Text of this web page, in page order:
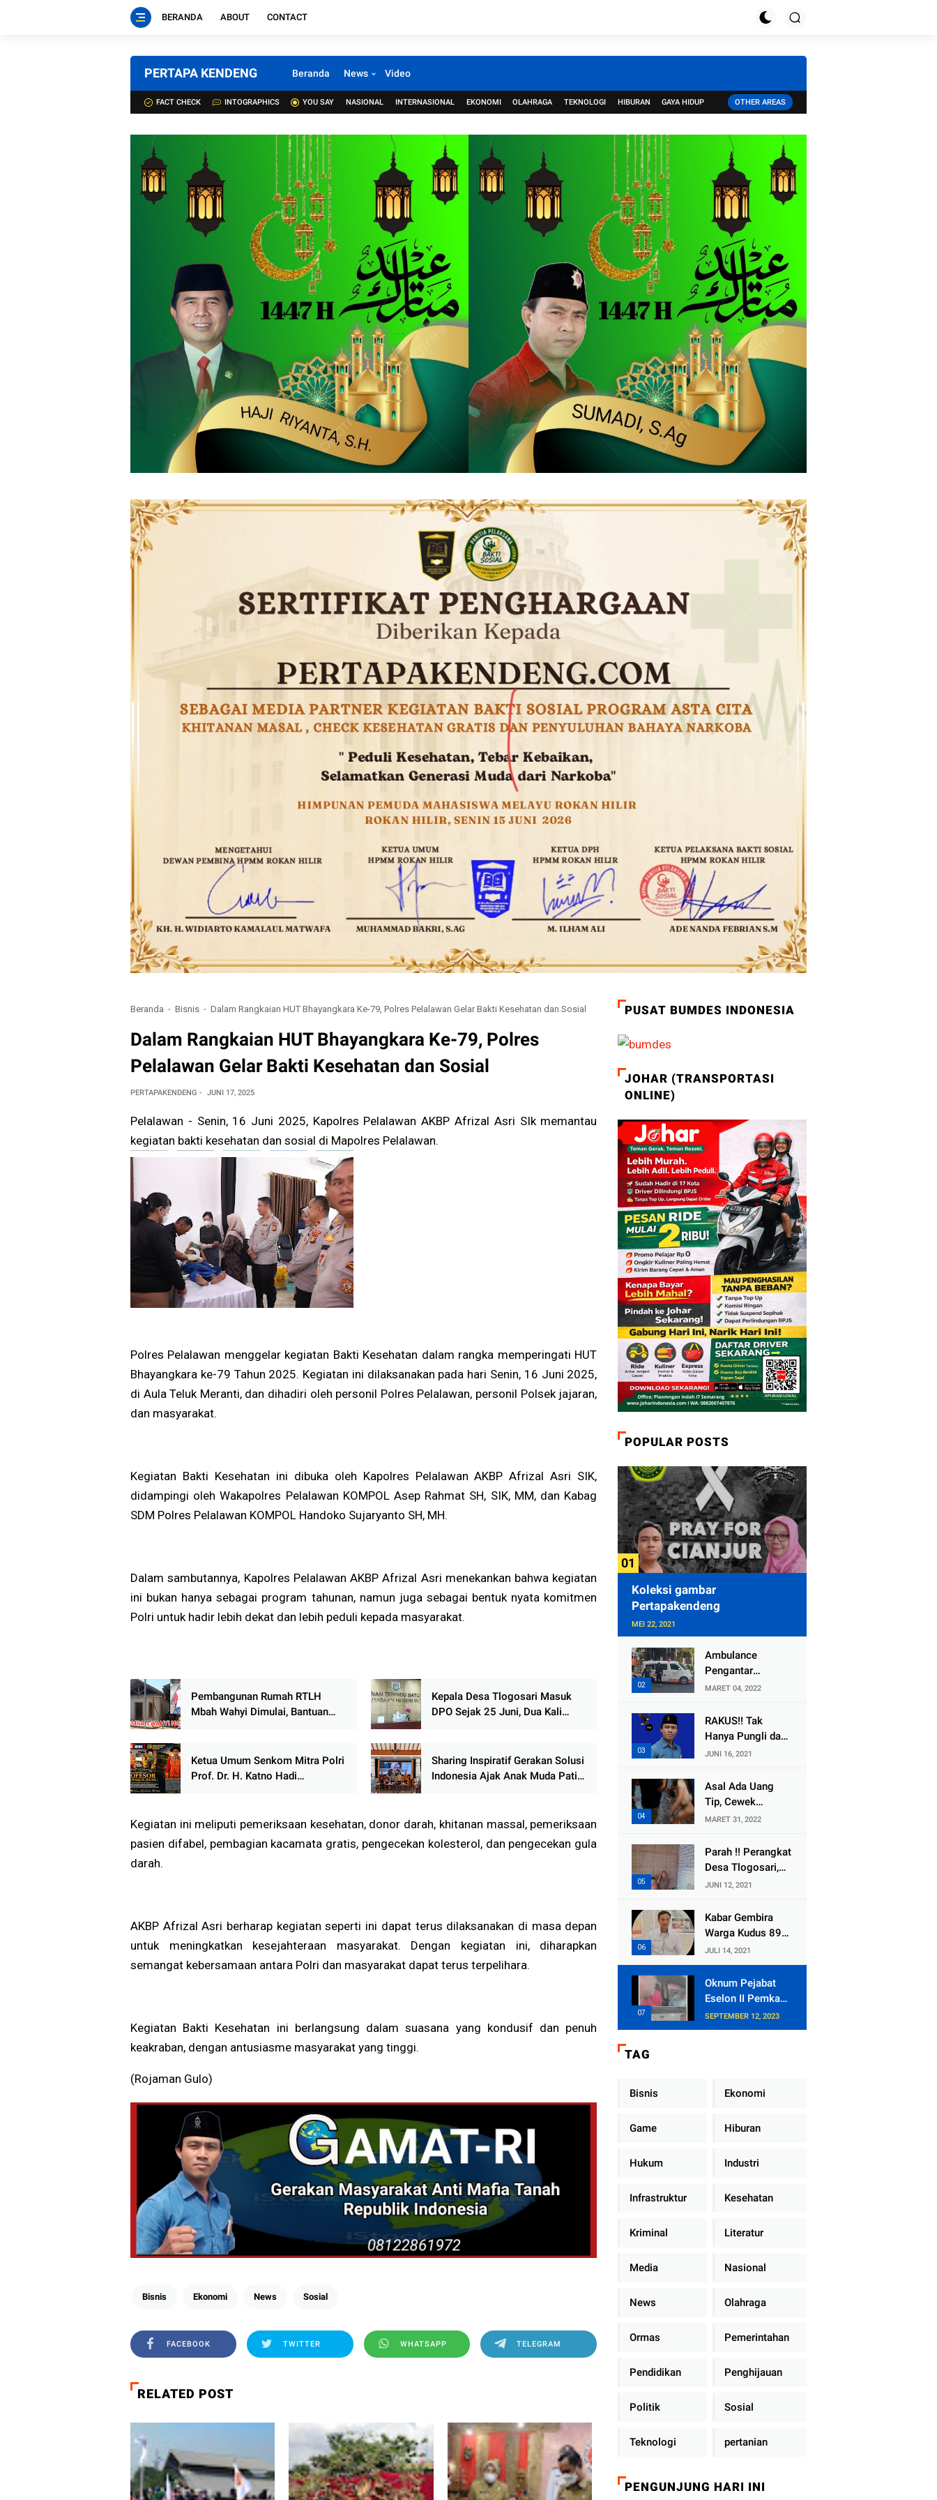
BERANDA ABOUT CONTACT
PERTAPA KENDENG Beranda News Video
FACT CHECK INTOGRAPHICS YOU SAY NASIONAL INTERNASIONAL EKONOMI OLAHRAGA TEKNOLOGI HIBURAN GAYA HIDUP OTHER AREAS
Beranda Bisnis Dalam Rangkaian HUT Bhayangkara Ke-79, Polres Pelalawan Gelar Bakti Kesehatan dan Sosial
Dalam Rangkaian HUT Bhayangkara Ke-79, Polres
Pelalawan Gelar Bakti Kesehatan dan Sosial
PERTAPAKENDENG JUNI 17, 2025
Pelalawan - Senin, 16 Juni 2025, Kapolres Pelalawan AKBP Afrizal Asri SIk memantau
kegiatan bakti kesehatan dan sosial di Mapolres Pelalawan.
Polres Pelalawan menggelar kegiatan Bakti Kesehatan dalam rangka memperingati HUT
Bhayangkara ke-79 Tahun 2025. Kegiatan ini dilaksanakan pada hari Senin, 16 Juni 2025,
di Aula Teluk Meranti, dan dihadiri oleh personil Polres Pelalawan, personil Polsek jajaran,
dan masyarakat.
Kegiatan Bakti Kesehatan ini dibuka oleh Kapolres Pelalawan AKBP Afrizal Asri SIK,
didampingi oleh Wakapolres Pelalawan KOMPOL Asep Rahmat SH, SIK, MM, dan Kabag
SDM Polres Pelalawan KOMPOL Handoko Sujaryanto SH, MH.
Dalam sambutannya, Kapolres Pelalawan AKBP Afrizal Asri menekankan bahwa kegiatan
ini bukan hanya sebagai program tahunan, namun juga sebagai bentuk nyata komitmen
Polri untuk hadir lebih dekat dan lebih peduli kepada masyarakat.
Pembangunan Rumah RTLH
Mbah Wahyi Dimulai, Bantuan
Kepala Desa Tlogosari Masuk
DPO Sejak 25 Juni, Dua Kali
Ketua Umum Senkom Mitra Polri
Prof. Dr. H. Katno Hadi
Malaysia
Sharing Inspiratif Gerakan Solusi
Indonesia Ajak Anak Muda Pati
Kegiatan ini meliputi pemeriksaan kesehatan, donor darah, khitanan massal, pemeriksaan
pasien difabel, pembagian kacamata gratis, pengecekan kolesterol, dan pengecekan gula
darah.
AKBP Afrizal Asri berharap kegiatan seperti ini dapat terus dilaksanakan di masa depan
untuk meningkatkan kesejahteraan masyarakat. Dengan kegiatan ini, diharapkan
semangat kebersamaan antara Polri dan masyarakat dapat terus terpelihara.
Kegiatan Bakti Kesehatan ini berlangsung dalam suasana yang kondusif dan penuh
keakraban, dengan antusiasme masyarakat yang tinggi.
(Rojaman Gulo)
Bisnis Ekonomi News Sosial
FACEBOOK TWITTER WHATSAPP TELEGRAM
RELATED POST
PUSAT BUMDES INDONESIA
JOHAR (TRANSPORTASI
ONLINE)
POPULAR POSTS
Koleksi gambar
Pertapakendeng
MEI 22, 2021
Ambulance
Pengantar
Jenazah Kepala
Mengalami
Kecelakaan
MARET 04, 2022
RAKUS!! Tak
Hanya Pungli dan
Dana Bedah
Diembat, ,
Perangkat Desa
Selewengkan
Bantuan Mushola
JUNI 16, 2021
Asal Ada Uang
Tip, Cewek
Pemandu Karaoke
Bersedia Bugil
MARET 31, 2022
Parah !! Perangkat
Desa Tlogosari,
Kecamatan
Embat Dana Bedah
Rumah dari
JUNI 12, 2021
Kabar Gembira
Warga Kudus 89
Persen RT di
Kudus Zona Hijau
JULI 14, 2021
Oknum Pejabat
Eselon II Pemkab
Lampung Utara
Asik Ngobrol
Dinas
SEPTEMBER 12, 2023
TAG
Bisnis Ekonomi
Game Hiburan
Hukum Industri
Infrastruktur Kesehatan
Kriminal Literatur
Media Nasional
News Olahraga
Ormas Pemerintahan
Pendidikan Penghijauan
Politik Sosial
Teknologi pertanian
PENGUNJUNG HARI INI